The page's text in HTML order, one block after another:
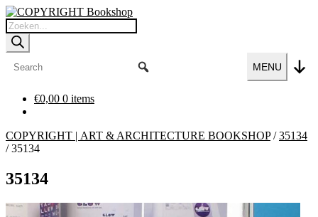
Ga
door
naar
navigatie
Ga
naar
de
inhoud
Producten
zoeken
MENU
€0,00 0 items
COPYRIGHT | ART & ARCHITECTURE BOOKSHOP/35134
/35134
35134